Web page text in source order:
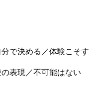
で決める／体験こそす
表現／不可能はない